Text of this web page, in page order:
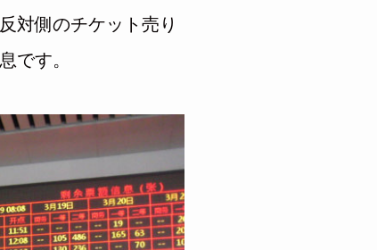
対側のチケット売り
です。